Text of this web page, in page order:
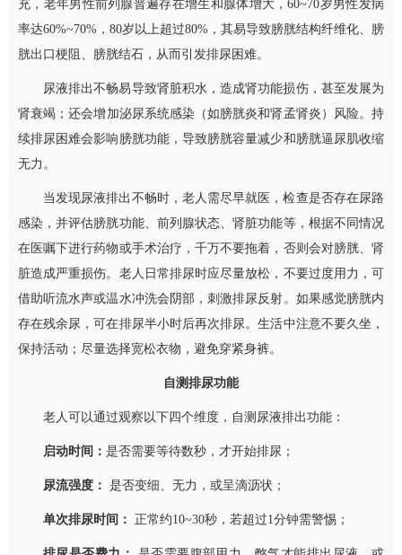
充，老年男性前列腺普遍存在增生和腺体增大，60~70岁男性发病
率达60%~70%，80岁以上超过80%，其易导致膀胱结构纤维化、膀
胱出口梗阻、膀胱结石，从而引发排尿困难。
尿液排出不畅易导致肾脏积水，造成肾功能损伤，甚至发展为
肾衰竭；还会增加泌尿系统感染（如膀胱炎和肾孟肾炎）风险。持
续排尿困难会影响膀胱功能，导致膀胱容量减少和膀胱逼尿肌收缩
无力。
当发现尿液排出不畅时，老人需尽早就医，检查是否存在尿路
感染，并评估膀胱功能、前列腺状态、肾脏功能等，根据不同情况
在医嘱下进行药物或手术治疗，千万不要拖着，否则会对膀胱、肾
脏造成严重损伤。老人日常排尿时应尽量放松，不要过度用力，可
借助听流水声或温水冲洗会阴部，刺激排尿反射。如果感觉膀胱内
存在残余尿，可在排尿半小时后再次排尿。生活中注意不要久坐，
保持活动；尽量选择宽松衣物，避免穿紧身裤。
自测排尿功能
老人可以通过观察以下四个维度，自测尿液排出功能：
启动时间： 是否需要等待数秒，才开始排尿；
尿流强度： 是否变细、无力，或呈滴沥状；
单次排尿时间： 正常约10~30秒，若超过1分钟需警惕；